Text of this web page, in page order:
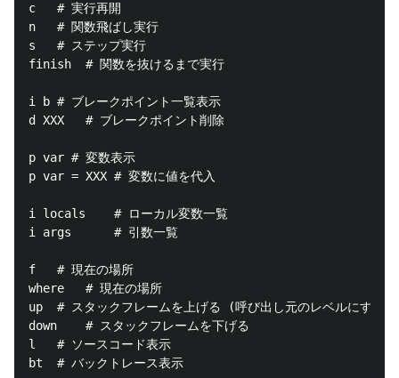
c	# 実行再開
n	# 関数飛ばし実行
s	# ステップ実行
finish	# 関数を抜けるまで実行
i b	# ブレークポイント一覧表示
d XXX	# ブレークポイント削除
p var # 変数表示
p var = XXX # 変数に値を代入
i locals	# ローカル変数一覧
i args		# 引数一覧
f	# 現在の場所
where	# 現在の場所
up	# スタックフレームを上げる (呼び出し元のレベルにする)
down	# スタックフレームを下げる
l	# ソースコード表示